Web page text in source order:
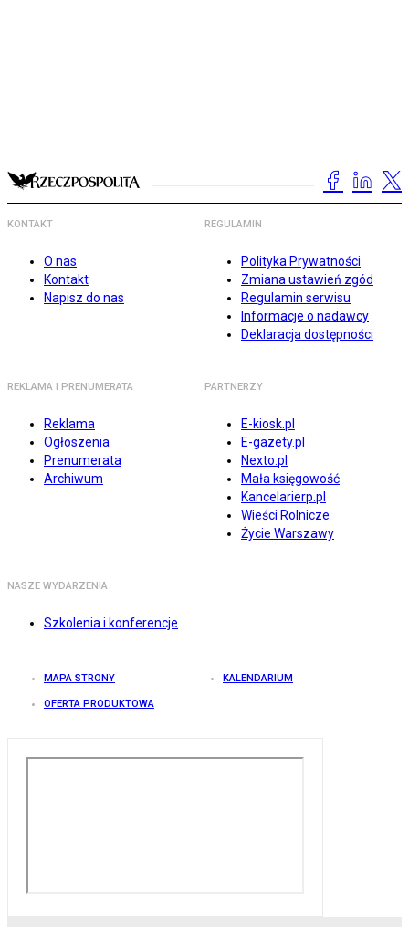
KONTAKT
O nas
Kontakt
Napisz do nas
REGULAMIN
Polityka Prywatności
Zmiana ustawień zgód
Regulamin serwisu
Informacje o nadawcy
Deklaracja dostępności
REKLAMA I PRENUMERATA
Reklama
Ogłoszenia
Prenumerata
Archiwum
PARTNERZY
E-kiosk.pl
E-gazety.pl
Nexto.pl
Mała księgowość
Kancelarierp.pl
Wieści Rolnicze
Życie Warszawy
NASZE WYDARZENIA
Szkolenia i konferencje
MAPA STRONY KALENDARIUM
OFERTA PRODUKTOWA